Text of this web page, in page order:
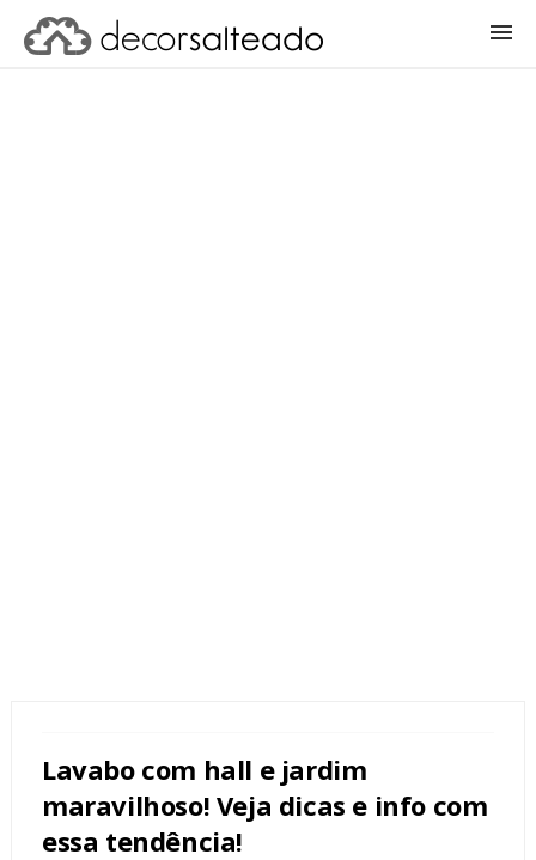
Lavabo com hall e jardim
maravilhoso! Veja dicas e info com
essa tendência!